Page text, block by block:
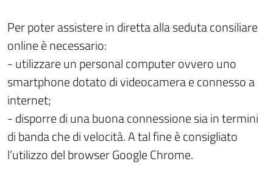
Per poter assistere in diretta alla seduta consiliare
online è necessario:
- utilizzare un personal computer ovvero uno
smartphone dotato di videocamera e connesso a
internet;
- disporre di una buona connessione sia in termini
di banda che di velocità. A tal fine è consigliato
l’utilizzo del browser Google Chrome.